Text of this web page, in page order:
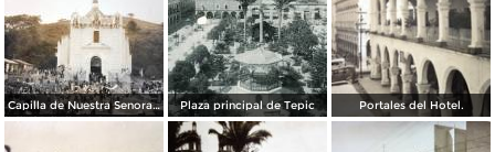
Capilla de Nuestra Senora de Guadalupe en Barranca el Pichon. Plaza principal de Tepic Portales del Hotel.